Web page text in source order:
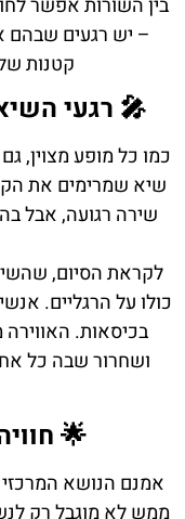
בין השורות אפשר
– יש רגעים שבהם
קטנות
🎤 רגעי
כמו כל מופע מצוין,
שיא שמרימים את
שירה רגועה, אבל
לקראת הסיום,
כולו על הרגליים.
בכיסאות.
ושחרור שבה כל
🌟
אמנם הנושא
ממש לא מוגבל רק